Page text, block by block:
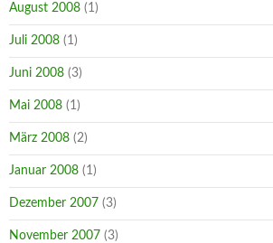
August 2008 (1)
Juli 2008 (1)
Juni 2008 (3)
Mai 2008 (1)
März 2008 (2)
Januar 2008 (1)
Dezember 2007 (3)
November 2007 (3)